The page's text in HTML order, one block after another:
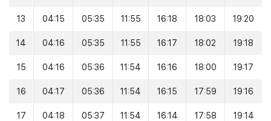
13 04:15 05:35 11:55 16:18 18:03 19:20
14 04:16 05:35 11:55 16:17 18:02 19:18
15 04:16 05:36 11:54 16:16 18:00 19:17
16 04:17 05:36 11:54 16:15 17:59 19:16
17 04:18 05:37 11:54 16:14 17:58 19:14